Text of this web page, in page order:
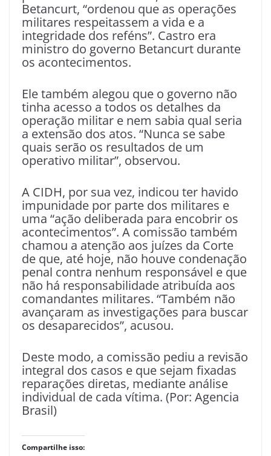
Betancurt, “ordenou que as operações
militares respeitassem a vida e a
integridade dos reféns”. Castro era
ministro do governo Betancurt durante
os acontecimentos.
Ele também alegou que o governo não
tinha acesso a todos os detalhes da
operação militar e nem sabia qual seria
a extensão dos atos. “Nunca se sabe
quais serão os resultados de um
operativo militar”, observou.
A CIDH, por sua vez, indicou ter havido
impunidade por parte dos militares e
uma “ação deliberada para encobrir os
acontecimentos”. A comissão também
chamou a atenção aos juízes da Corte
de que, até hoje, não houve condenação
penal contra nenhum responsável e que
não há responsabilidade atribuída aos
comandantes militares. “Também não
avançaram as investigações para buscar
os desaparecidos”, acusou.
Deste modo, a comissão pediu a revisão
integral dos casos e que sejam fixadas
reparações diretas, mediante análise
individual de cada vítima. (Por: Agencia
Brasil)
Compartilhe isso: